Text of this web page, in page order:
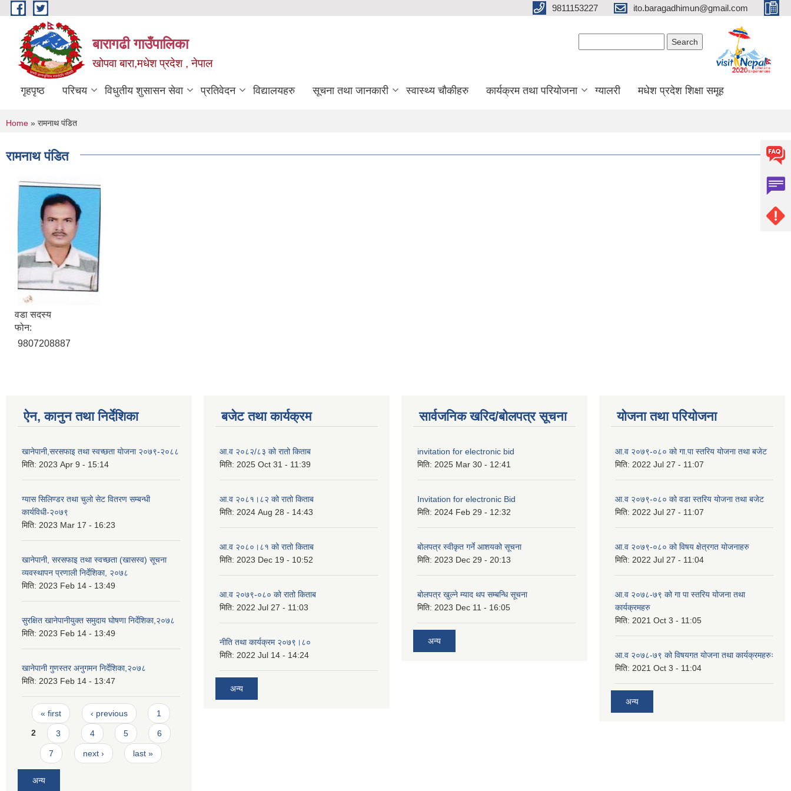
Skip to main content 9811153227 ito.baragadhimun@gmail.com
बारागढी गाउँपालिका
खोपवा बारा,मधेश प्रदेश , नेपाल
गृहपृष्ठ परिचय विधुतीय शुसासन सेवा प्रतिवेदन विद्यालयहरु सूचना तथा जानकारी स्वास्थ्य चौकीहरु कार्यक्रम तथा परियोजना ग्यालरी मधेश प्रदेश शिक्षा समूह
You are here
Home » रामनाथ पंडित
रामनाथ पंडित
वडा सदस्य
फोन:
9807208887
ऐन, कानुन तथा निर्देशिका
खानेपानी,सरसफाइ तथा स्वच्छता याेजना २०७९-२०८८
मिति: 2023 Apr 9 - 15:14
ग्यास सिलिण्डर तथा चुलो सेट वितरण सम्बन्धी
कार्यविधी-२०७९
मिति: 2023 Mar 17 - 16:23
खानेपानी, सरसफाइ तथा स्वच्छता (खासस्व) सूचना
व्यवस्थापन प्रणाली निर्देशिका, २०७८
मिति: 2023 Feb 14 - 13:49
सुरक्षित खानेपानीयुक्त समुदाय घोषणा निर्देशिका,२०७८
मिति: 2023 Feb 14 - 13:49
खानेपानी गुणस्तर अनुगमन निर्देशिका,२०७८
मिति: 2023 Feb 14 - 13:47
Pages
« first ‹ previous 1
2 3 4 5 6
7 next › last »
अन्य
बजेट तथा कार्यक्रम
आ.व २०८२/८३ को रातो किताब
मिति: 2025 Oct 31 - 11:39
आ.व २०८१।८२ को रातो किताब
मिति: 2024 Aug 28 - 14:43
आ.व २०८०।८१ को रातो किताब
मिति: 2023 Dec 19 - 10:52
आ.व २०७९-०८० को रातो किताब
मिति: 2022 Jul 27 - 11:03
नीति तथा कार्यक्रम २०७९।८०
मिति: 2022 Jul 14 - 14:24
अन्य
सार्वजनिक खरिद/बोलपत्र सूचना
invitation for electronic bid
मिति: 2025 Mar 30 - 12:41
Invitation for electronic Bid
मिति: 2024 Feb 29 - 12:32
बोलपत्र स्वीकृत गर्ने आशयको सूचना
मिति: 2023 Dec 29 - 20:13
बोलपत्र खुल्ने म्याद थप सम्बन्धि सूचना
मिति: 2023 Dec 11 - 16:05
अन्य
योजना तथा परियोजना
आ.व २०७९-०८० को गा.पा स्तरिय योजना तथा बजेट
मिति: 2022 Jul 27 - 11:07
आ.व २०७९-०८० को वडा स्तरिय योजना तथा बजेट
मिति: 2022 Jul 27 - 11:07
आ.व २०७९-०८० को विषय क्षेत्रगत योजनाहरु
मिति: 2022 Jul 27 - 11:04
आ.व २०७८-७९ को गा पा स्तरिय योजना तथा
कार्यक्रमहरु
मिति: 2021 Oct 3 - 11:05
आ.व २०७८-७९ को विषयगत योजना तथा कार्यक्रमहरुः
मिति: 2021 Oct 3 - 11:04
अन्य